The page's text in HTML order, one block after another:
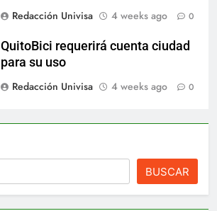
Redacción Univisa
4 weeks ago 0
QuitoBici requerirá cuenta ciudad
para su uso
Redacción Univisa
4 weeks ago 0
BUSCAR